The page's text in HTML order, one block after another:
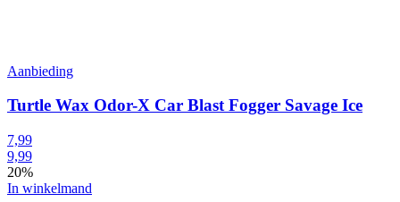
Aanbieding
Turtle Wax Odor-X Car Blast Fogger Savage Ice
7,99
9,99
20%
In winkelmand